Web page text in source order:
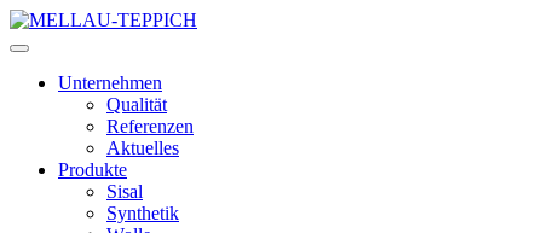
Unternehmen
Qualität
Referenzen
Aktuelles
Produkte
Sisal
Synthetik